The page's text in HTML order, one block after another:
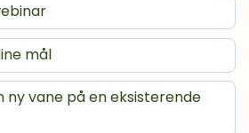
mål
ny vane på en eksisterende